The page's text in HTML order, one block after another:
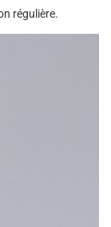
régulière.